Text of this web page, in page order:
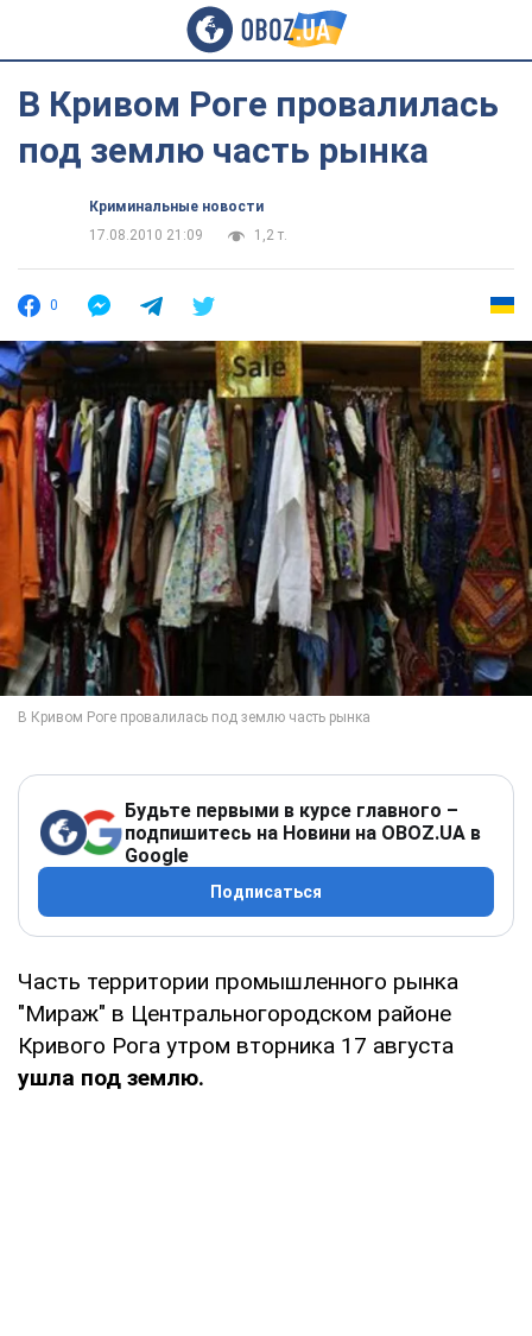
В Кривом Роге провалилась
под землю часть рынка
Криминальные новости
17.08.2010 21:09
1,2 т.
0
Будьте первыми в курсе главного –
подпишитесь на Новини на OBOZ.UA в
Google
Подписаться
Часть территории промышленного рынка
"Мираж" в Центральногородском районе
Кривого Рога утром вторника 17 августа
ушла под землю.